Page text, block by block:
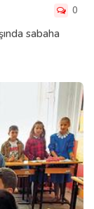
0
sabaha